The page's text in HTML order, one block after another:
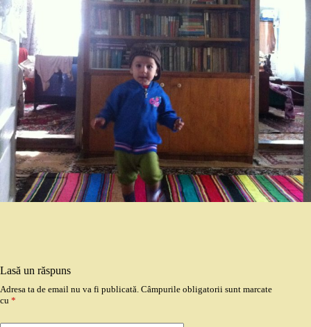
Lasă un răspuns
Adresa ta de email nu va fi publicată. Câmpurile obligatorii sunt marcate
cu *